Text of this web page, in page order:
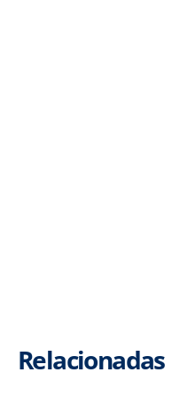
Relacionadas